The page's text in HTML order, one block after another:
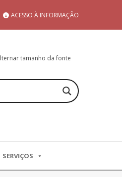
ACESSO À INFORMAÇÃO
tamanho da fonte
SERVIÇOS